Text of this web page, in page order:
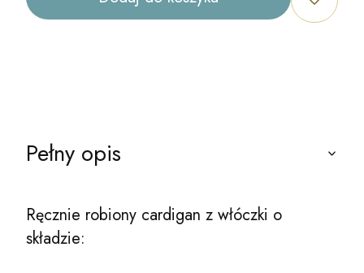
Pełny opis
Ręcznie robiony cardigan z włóczki o
składzie: